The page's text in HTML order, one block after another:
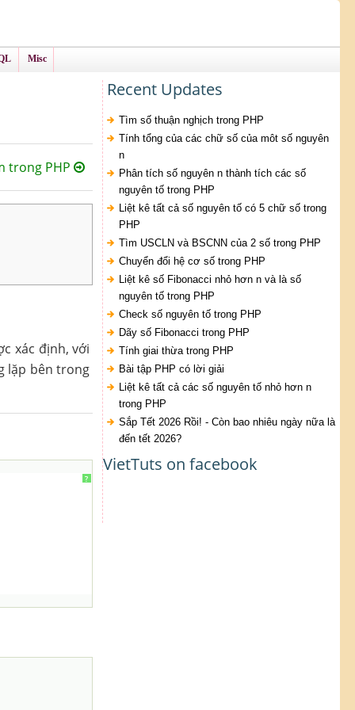
Misc
trong PHP
xác định, với
lặp bên trong
?
Recent Updates
Tìm số thuận nghịch trong PHP
Tính tổng của các chữ số của môt số nguyên
n
Phân tích số nguyên n thành tích các số
nguyên tố trong PHP
Liệt kê tất cả số nguyên tố có 5 chữ số trong
PHP
Tìm USCLN và BSCNN của 2 số trong PHP
Chuyển đổi hệ cơ số trong PHP
Liệt kê số Fibonacci nhỏ hơn n và là số
nguyên tố trong PHP
Check số nguyên tố trong PHP
Dãy số Fibonacci trong PHP
Tính giai thừa trong PHP
Bài tập PHP có lời giải
Liệt kê tất cả các số nguyên tố nhỏ hơn n
trong PHP
Sắp Tết 2026 Rồi! - Còn bao nhiêu ngày nữa là
đến tết 2026?
VietTuts on facebook